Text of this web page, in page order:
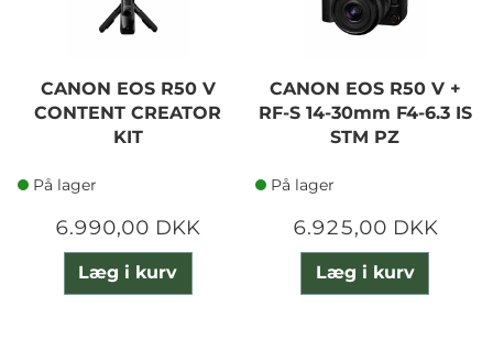
CANON EOS R50 V
CONTENT CREATOR
KIT
På lager
6.990,00 DKK
Læg i kurv
CANON EOS R50 V +
RF-S 14-30mm F4-6.3 IS
STM PZ
På lager
6.925,00 DKK
Læg i kurv